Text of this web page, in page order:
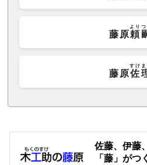
藤原頼
よりつ
藤原佐
すけま
佐藤、伊藤
「藤」が